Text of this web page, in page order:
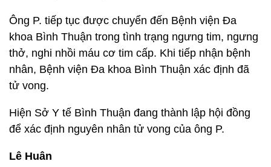
Ông P. tiếp tục được chuyển đến Bệnh viện Đa
khoa Bình Thuận trong tình trạng ngưng tim, ngưng
thở, nghi nhồi máu cơ tim cấp. Khi tiếp nhận bệnh
nhân, Bệnh viện Đa khoa Bình Thuận xác định đã
tử vong.
Hiện Sở Y tế Bình Thuận đang thành lập hội đồng
để xác định nguyên nhân tử vong của ông P.
Lê Huân